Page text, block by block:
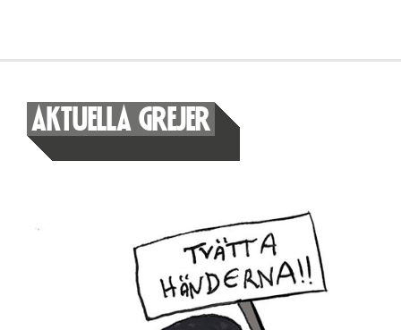
AKTUELLA GREJER